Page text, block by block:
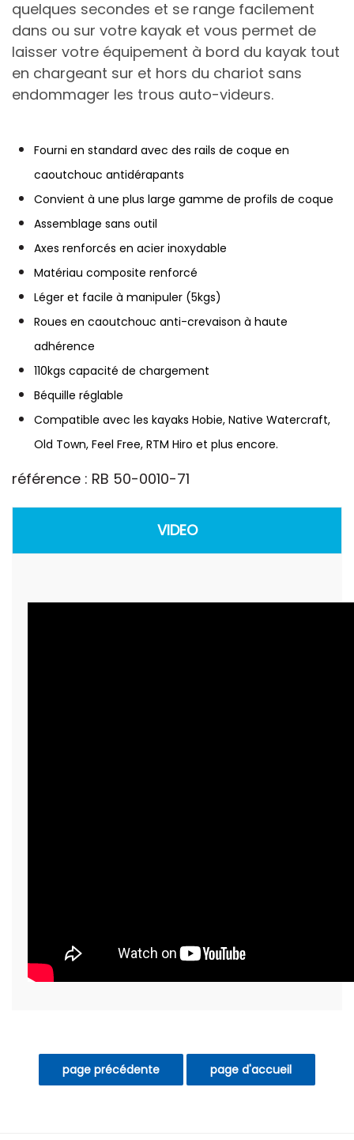
quelques secondes et se range facilement
dans ou sur votre kayak et vous permet de
laisser votre équipement à bord du kayak tout
en chargeant sur et hors du chariot sans
endommager les trous auto-videurs.
Fourni en standard avec des rails de coque en
caoutchouc antidérapants
Convient à une plus large gamme de profils de coque
Assemblage sans outil
Axes renforcés en acier inoxydable
Matériau composite renforcé
Léger et facile à manipuler (5kgs)
Roues en caoutchouc anti-crevaison à haute
adhérence
110kgs capacité de chargement
Béquille réglable
Compatible avec les kayaks Hobie, Native Watercraft,
Old Town, Feel Free, RTM Hiro et plus encore.
référence : RB 50-0010-71
VIDEO